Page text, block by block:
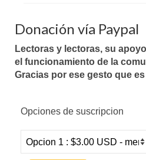
Donación vía Paypal
Lectoras y lectoras, su
el funcionamiento de la
Gracias por ese gesto que
Opciones de suscripcion